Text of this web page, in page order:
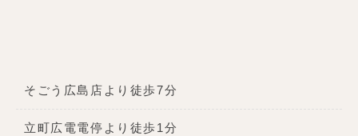
そごう広島店より徒歩7分
立町広電電停より徒歩1分